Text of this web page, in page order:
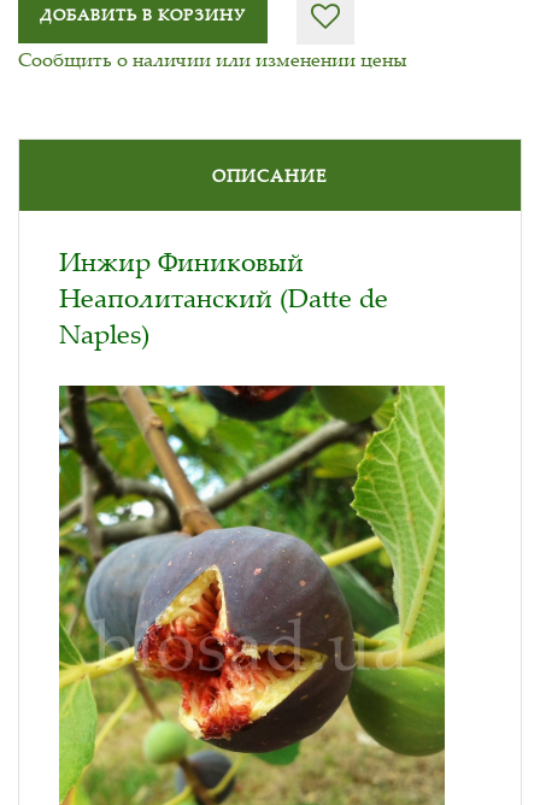
ДОБАВИТЬ В КОРЗИНУ
Сообщить о наличии или изменении цены
ОПИСАНИЕ
Инжир Финиковый
Неаполитанский (Datte de
Naples)